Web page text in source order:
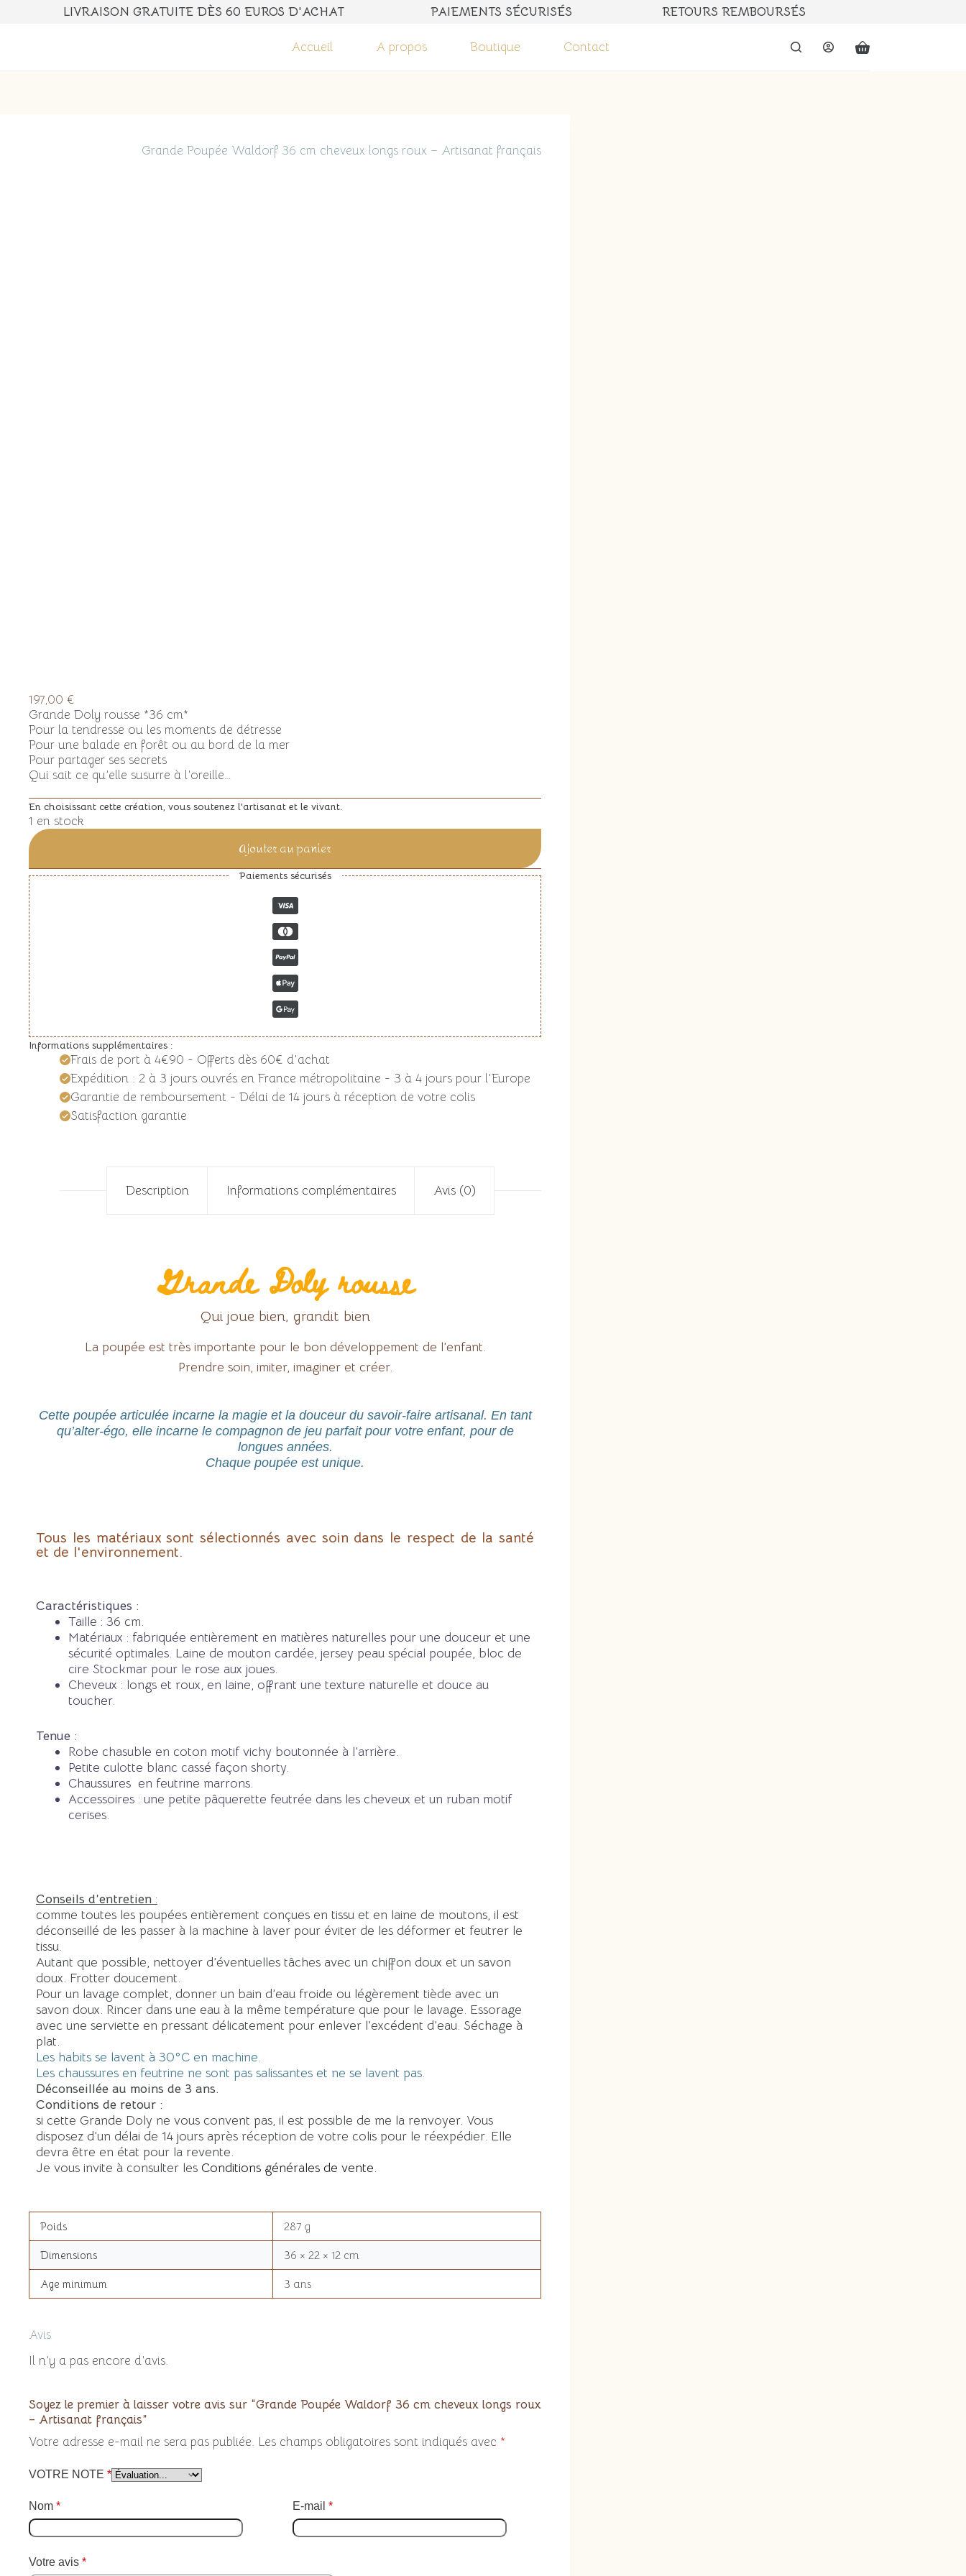
LIVRAISON GRATUITE DÈS 60 EUROS D'ACHAT PAIEMENTS SÉCURISÉS RETOURS REMBOURSÉS
Accueil A propos Boutique Contact
Grande Poupée Waldorf 36 cm cheveux longs roux – Artisanat français
197,00 €
Grande Doly rousse *36 cm*
Pour la tendresse ou les moments de détresse
Pour une balade en forêt ou au bord de la mer
Pour partager ses secrets
Qui sait ce qu’elle susurre à l’oreille…
En choisissant cette création, vous soutenez l'artisanat et le vivant.
1 en stock
Ajouter au panier
Paiements sécurisés
Informations supplémentaires :
Frais de port à 4€90 - Offerts dès 60€ d'achat
Expédition : 2 à 3 jours ouvrés en France métropolitaine - 3 à 4 jours pour l'Europe
Garantie de remboursement - Délai de 14 jours à réception de votre colis
Satisfaction garantie
Description Informations complémentaires Avis (0)
Grande Doly rousse
Qui joue bien, grandit bien
La poupée est très importante pour le bon développement de l’enfant.
Prendre soin, imiter, imaginer et créer.
Cette poupée articulée incarne la magie et la douceur du savoir-faire artisanal. En tant
qu’alter-égo, elle incarne le compagnon de jeu parfait pour votre enfant, pour de
longues années.
Chaque poupée est unique.
Tous les matériaux sont sélectionnés avec soin dans le respect de la santé
et de l'environnement.
Caractéristiques :
Taille : 36 cm.
Matériaux : fabriquée entièrement en matières naturelles pour une douceur et une
sécurité optimales. Laine de mouton cardée, jersey peau spécial poupée, bloc de
cire Stockmar pour le rose aux joues.
Cheveux : longs et roux, en laine, offrant une texture naturelle et douce au
toucher.
Tenue :
Robe chasuble en coton motif vichy boutonnée à l’arrière.
Petite culotte blanc cassé façon shorty.
Chaussures en feutrine marrons.
Accessoires : une petite pâquerette feutrée dans les cheveux et un ruban motif
cerises.
Conseils d’entretien :
comme toutes les poupées entièrement conçues en tissu et en laine de moutons, il est
déconseillé de les passer à la machine à laver pour éviter de les déformer et feutrer le
tissu.
Autant que possible, nettoyer d’éventuelles tâches avec un chiffon doux et un savon
doux. Frotter doucement.
Pour un lavage complet, donner un bain d’eau froide ou légèrement tiède avec un
savon doux. Rincer dans une eau à la même température que pour le lavage. Essorage
avec une serviette en pressant délicatement pour enlever l’excédent d’eau. Séchage à
plat.
Les habits se lavent à 30°C en machine.
Les chaussures en feutrine ne sont pas salissantes et ne se lavent pas.
Déconseillée au moins de 3 ans.
Conditions de retour :
si cette Grande Doly ne vous convent pas, il est possible de me la renvoyer. Vous
disposez d’un délai de 14 jours après réception de votre colis pour le réexpédier. Elle
devra être en état pour la revente.
Je vous invite à consulter les Conditions générales de vente.
Poids 287 g
Dimensions 36 × 22 × 12 cm
Age minimum 3 ans
Avis
Il n’y a pas encore d’avis.
Soyez le premier à laisser votre avis sur “Grande Poupée Waldorf 36 cm cheveux longs roux
– Artisanat français”
Votre adresse e-mail ne sera pas publiée. Les champs obligatoires sont indiqués avec *
VOTRE NOTE *
Nom * E-mail *
Votre avis *